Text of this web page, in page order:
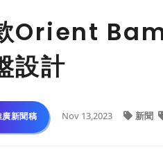
Orient
設計
廣新聞稿 Nov 13,2023 新聞